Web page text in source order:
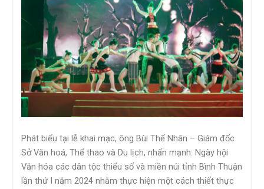
Phát biểu tại lễ khai mạc, ông Bùi Thế Nhân – Giám đốc
Sở Văn hoá, Thể thao và Du lịch, nhấn mạnh: Ngày hội
Văn hóa các dân tộc thiểu số và miền núi tỉnh Bình Thuận
lần thứ I năm 2024 nhằm thực hiện một cách thiết thực